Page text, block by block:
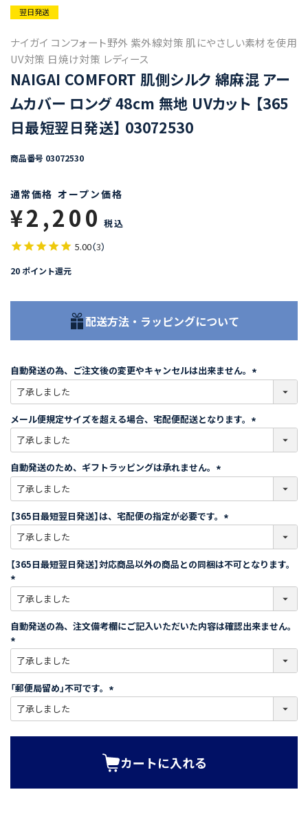
翌日発送
ナイガイ コンフォート野外 紫外線対策 肌にやさしい素材を使用
UV対策 日焼け対策 レディース
NAIGAI COMFORT 肌側シルク 綿麻混 アー
ムカバー ロング 48cm 無地 UVカット 【365
日最短翌日発送】 03072530
商品番号 03072530
通常価格 オープン価格
¥2,200 税込
5.00（3）
20 ポイント還元
配送方法・ラッピングについて
自動発送の為、ご注文後の変更やキャンセルは出来ません。
必
)
メール便規定サイズを超える場合、宅配便配送となります。
必
)
自動発送のため、ギフトラッピングは承れません。
必
)
【365日最短翌日発送】は、宅配便の指定が必要です。
必
須
【365日最短翌日発送】対応商品以外の商品との同梱は不可となります。
必
須
)
自動発送の為、注文備考欄にご記入いただいた内容は確認出来ません。
必
須
)
「郵便局留め」不可です。
必
カートに入れる